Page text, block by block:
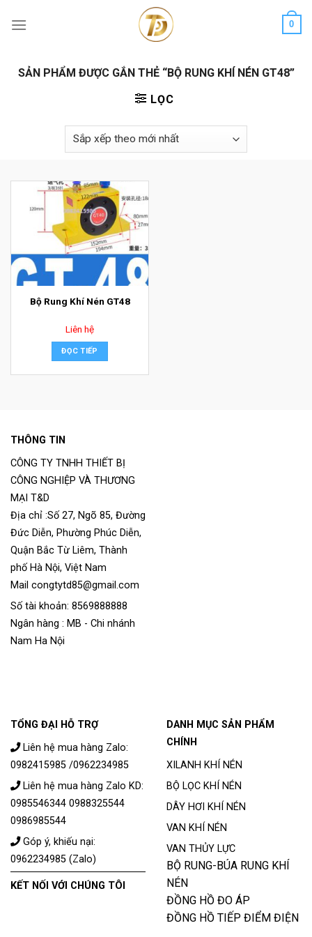
0
SẢN PHẨM ĐƯỢC GẮN THẺ “BỘ RUNG KHÍ NÉN GT48”
LỌC
Bộ Rung Khí Nén GT48
Liên hệ
ĐỌC TIẾP
THÔNG TIN
CÔNG TY TNHH THIẾT BỊ
CÔNG NGHIỆP VÀ THƯƠNG
MẠI T&D
Địa chỉ :Số 27, Ngõ 85, Đường
Đức Diễn, Phường Phúc Diễn,
Quận Bắc Từ Liêm, Thành
phố Hà Nội, Việt Nam
Mail congtytd85@gmail.com
Số tài khoản: 8569888888
Ngân hàng : MB - Chi nhánh
Nam Ha Nội
TỔNG ĐẠI HỖ TRỢ
Liên hệ mua hàng Zalo:
0982415985 /0962234985
Liên hệ mua hàng Zalo KD:
0985546344 0988325544
0986985544
Góp ý, khiếu nại:
0962234985 (Zalo)
KẾT NỐI VỚI CHÚNG TÔI
DANH MỤC SẢN PHẨM
CHÍNH
XILANH KHÍ NÉN
BỘ LỌC KHÍ NÉN
DÂY HƠI KHÍ NÉN
VAN KHÍ NÉN
VAN THỦY LỰC
BỘ RUNG-BÚA RUNG KHÍ
NÉN
ĐỒNG HỒ ĐO ÁP
ĐỒNG HỒ TIẾP ĐIỂM ĐIỆN